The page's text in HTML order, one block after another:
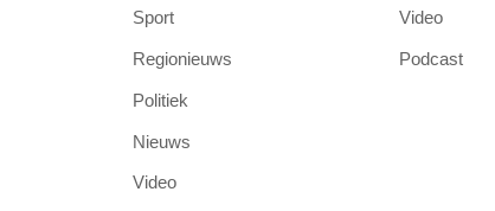
Sport
Regionieuws
Politiek
Nieuws
Video
Video
Podcast